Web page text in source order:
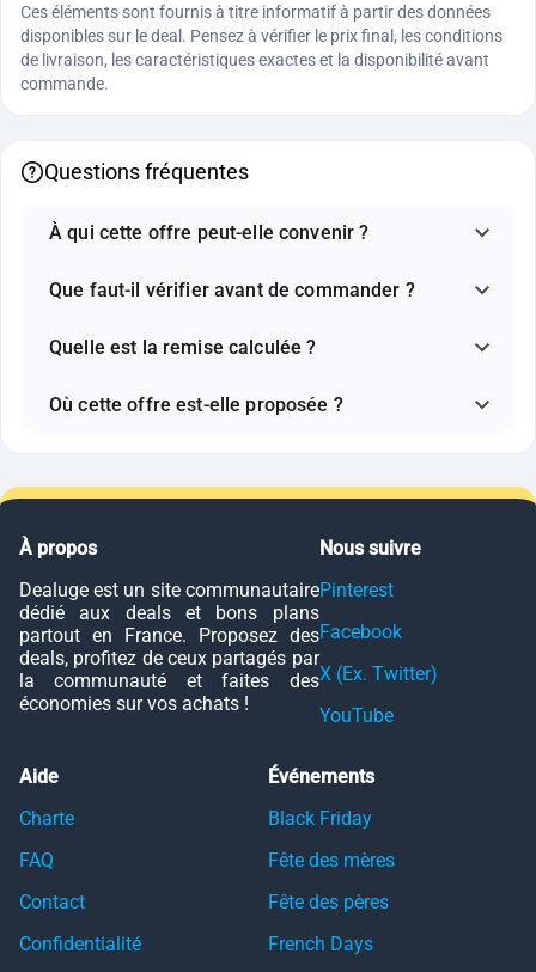
Ces éléments sont fournis à titre informatif à partir des données
disponibles sur le deal. Pensez à vérifier le prix final, les conditions
de livraison, les caractéristiques exactes et la disponibilité avant
commande.
Questions fréquentes
À qui cette offre peut-elle convenir ?
Que faut-il vérifier avant de commander ?
Quelle est la remise calculée ?
Où cette offre est-elle proposée ?
À propos
Dealuge est un site communautaire
dédié aux deals et bons plans
partout en France. Proposez des
deals, profitez de ceux partagés par
la communauté et faites des
économies sur vos achats !
Nous suivre
Pinterest
Facebook
X (Ex. Twitter)
YouTube
Aide
Charte
FAQ
Contact
Confidentialité
Événements
Black Friday
Fête des mères
Fête des pères
French Days